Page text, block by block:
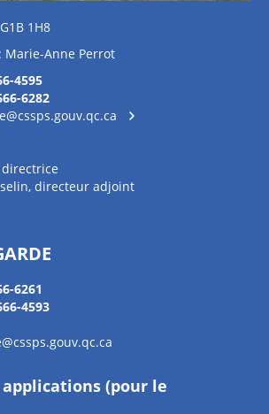
1H8
Marie-Anne Perrot
4595
6282
directeur adjoint
6261
4593
(pour le